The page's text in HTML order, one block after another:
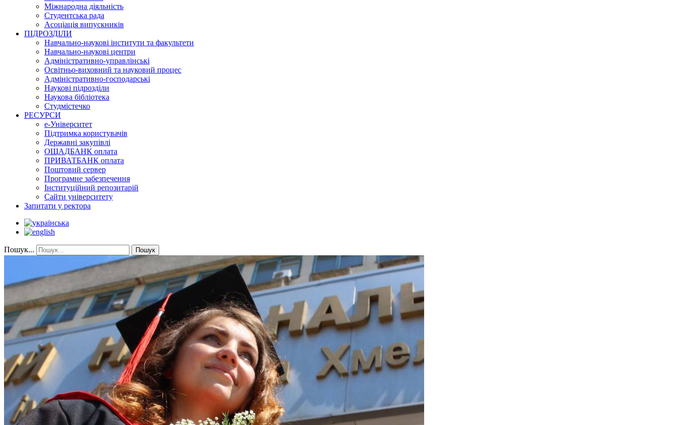
Міжнародна діяльність
Студентська рада
Асоціація випускників
ПІДРОЗДІЛИ
Навчально-наукові інститути та факультети
Навчально-наукові центри
Адміністративно-управлінські
Освітньо-виховний та науковий процес
Адміністративно-господарські
Наукові підрозділи
Наукова бібліотека
Студмістечко
РЕСУРСИ
е-Університет
Підтримка користувачів
Державні закупівлі
ОЩАДБАНК оплата
ПРИВАТБАНК оплата
Поштовий сервер
Програмне забезпечення
Інституційний репозитарій
Сайти університету
Запитати у ректора
Пошук... Пошук